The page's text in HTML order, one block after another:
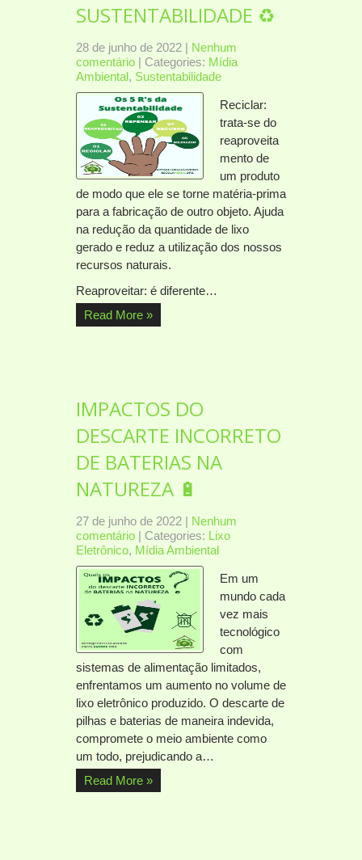
SUSTENTABILIDADE ♻
28 de junho de 2022 | Nenhum
comentário | Categories: Mídia
Ambiental, Sustentabilidade
Reciclar:
trata-se do
reaproveita
mento de
um produto
de modo que ele se torne matéria-prima
para a fabricação de outro objeto. Ajuda
na redução da quantidade de lixo
gerado e reduz a utilização dos nossos
recursos naturais.
Reaproveitar: é diferente…
Read More »
IMPACTOS DO
DESCARTE INCORRETO
DE BATERIAS NA
NATUREZA 🔋
27 de junho de 2022 | Nenhum
comentário | Categories: Lixo
Eletrônico, Mídia Ambiental
Em um
mundo cada
vez mais
tecnológico
com
sistemas de alimentação limitados,
enfrentamos um aumento no volume de
lixo eletrônico produzido. O descarte de
pilhas e baterias de maneira indevida,
compromete o meio ambiente como
um todo, prejudicando a…
Read More »